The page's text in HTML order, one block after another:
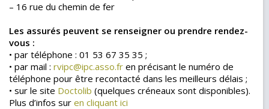
– 16 rue du chemin de fer
Les assurés peuvent se renseigner ou prendre rendez-
vous :
• par téléphone : 01 53 67 35 35 ;
• par mail : rvipc@ipc.asso.fr en précisant le numéro de
téléphone pour être recontacté dans les meilleurs délais ;
• sur le site Doctolib (quelques créneaux sont disponibles).
Plus d’infos sur en cliquant ici